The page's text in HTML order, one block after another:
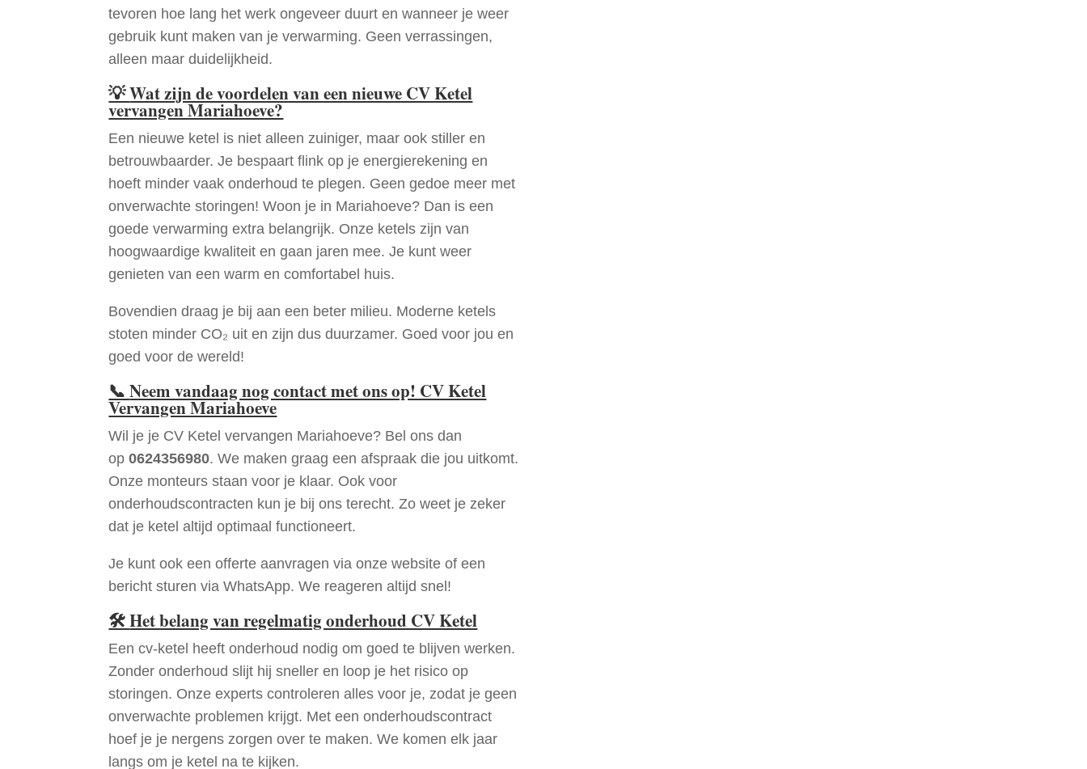
tevoren hoe lang het werk ongeveer duurt en wanneer je weer
gebruik kunt maken van je verwarming. Geen verrassingen,
alleen maar duidelijkheid.
💡Wat zijn de voordelen van een nieuwe CV Ketel
vervangen Mariahoeve?
Een nieuwe ketel is niet alleen zuiniger, maar ook stiller en
betrouwbaarder. Je bespaart flink op je energierekening en
hoeft minder vaak onderhoud te plegen. Geen gedoe meer met
onverwachte storingen! Woon je in Mariahoeve? Dan is een
goede verwarming extra belangrijk. Onze ketels zijn van
hoogwaardige kwaliteit en gaan jaren mee. Je kunt weer
genieten van een warm en comfortabel huis.
Bovendien draag je bij aan een beter milieu. Moderne ketels
stoten minder CO₂ uit en zijn dus duurzamer. Goed voor jou en
goed voor de wereld!
📞Neem vandaag nog contact met ons op! CV Ketel
Vervangen Mariahoeve
Wil je je CV Ketel vervangen Mariahoeve? Bel ons dan
op0624356980. We maken graag een afspraak die jou uitkomt.
Onze monteurs staan voor je klaar. Ook voor
onderhoudscontracten kun je bij ons terecht. Zo weet je zeker
dat je ketel altijd optimaal functioneert.
Je kunt ook een offerte aanvragen via onze website of een
bericht sturen via WhatsApp. We reageren altijd snel!
🛠Het belang van regelmatig onderhoud CV Ketel
Een cv-ketel heeft onderhoud nodig om goed te blijven werken.
Zonder onderhoud slijt hij sneller en loop je het risico op
storingen. Onze experts controleren alles voor je, zodat je geen
onverwachte problemen krijgt. Met een onderhoudscontract
hoef je je nergens zorgen over te maken. We komen elk jaar
langs om je ketel na te kijken.